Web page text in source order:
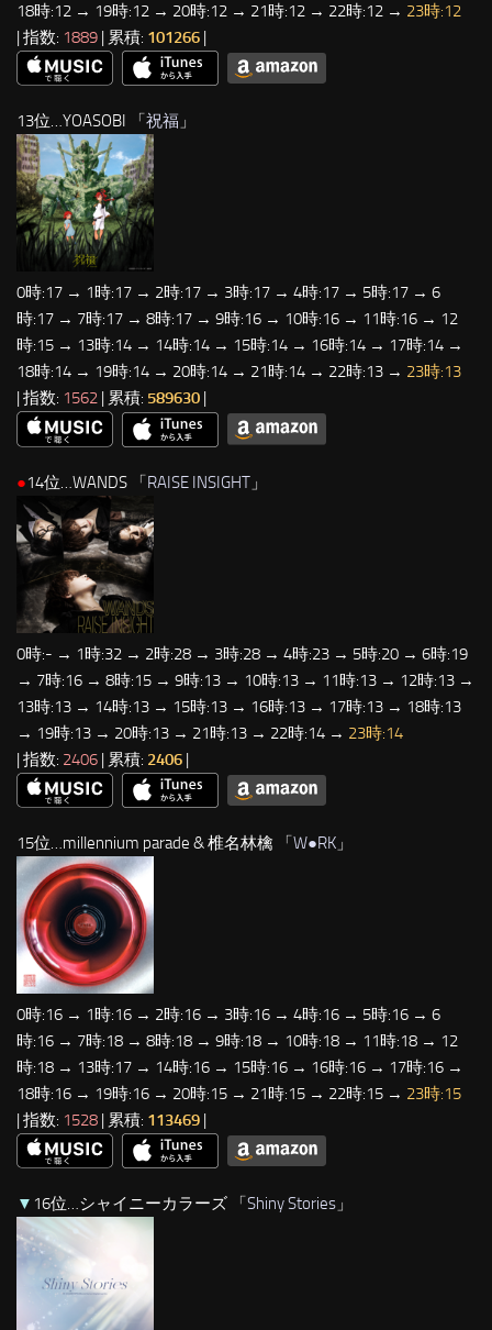
18時:12 → 19時:12 → 20時:12 → 21時:12 → 22時:12 → 23時:12
| 指数: 1889 | 累積: 101266 |
13位…YOASOBI 「 祝福 」
0時:17 → 1時:17 → 2時:17 → 3時:17 → 4時:17 → 5時:17 → 6
時:17 → 7時:17 → 8時:17 → 9時:16 → 10時:16 → 11時:16 → 12
時:15 → 13時:14 → 14時:14 → 15時:14 → 16時:14 → 17時:14 →
18時:14 → 19時:14 → 20時:14 → 21時:14 → 22時:13 → 23時:13
| 指数: 1562 | 累積: 589630
●14位…WANDS 「RAISE INSIGHT 」
0時:- → 1時:32 → 2時:28 → 3時:28 → 4時:23 → 5時:20 → 6時:19
→ 7時:16 → 8時:15 → 9時:13 → 10時:13 → 11時:13 → 12時:13 →
13時:13 → 14時:13 → 15時:13 → 16時:13 → 17時:13 → 18時:13
→ 19時:13 → 20時:13 → 21時:13 → 22時:14 → 23時:14
| 指数: 2406 | 累積: 2406 |
15位…millennium parade & 椎名林檎 「W●RK 」
0時:16 → 1時:16 → 2時:16 → 3時:16 → 4時:16 → 5時:16 → 6
時:16 → 7時:18 → 8時:18 → 9時:18 → 10時:18 → 11時:18 → 12
時:18 → 13時:17 → 14時:16 → 15時:16 → 16時:16 → 17時:16 →
18時:16 → 19時:16 → 20時:15 → 21時:15 → 22時:15 → 23時:15
| 指数: 1528 | 累積: 113469 |
▼ 16位…シャイニーカラーズ 「Shiny Stories 」